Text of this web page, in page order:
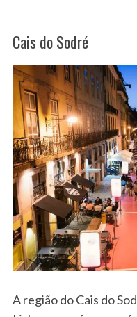
Cais do Sodré
A região do Cais do